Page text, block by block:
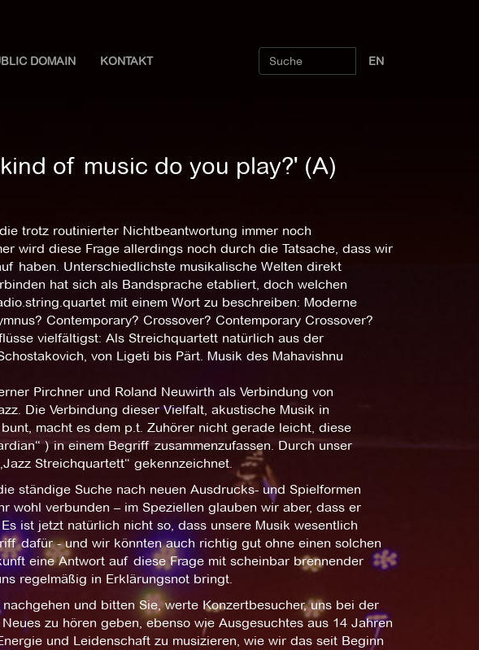
DOMAIN KONTAKT EN
of music do you play?' (A)
trotz routinierter Nichtbeantwortung immer noch
wird diese Frage allerdings noch durch die Tatsache, dass wir
haben. Unterschiedlichste musikalische Welten direkt
hat sich als Bandsprache etabliert, doch welchen
mit einem Wort zu beschreiben: Moderne
Contemporary? Crossover? Contemporary Crossover?
vielfältigst: Als Streichquartett natürlich aus der
von Ligeti bis Pärt. Musik des Mahavishnu
Pirchner und Roland Neuwirth als Verbindung von
Die Verbindung dieser Vielfalt, akustische Musik in
macht es dem p.t. Zuhörer nicht gerade leicht, diese
) in einem Begriff zusammenzufassen. Durch unser
Streichquartett“ gekennzeichnet.
ständige Suche nach neuen Ausdrucks- und Spielformen
wohl verbunden – im Speziellen glauben wir aber, dass er
ist jetzt natürlich nicht so, dass unsere Musik wesentlich
dafür - und wir könnten auch richtig gut ohne einen solchen
eine Antwort auf diese Frage mit scheinbar brennender
regelmäßig in Erklärungsnot bringt.
und bitten Sie, werte Konzertbesucher, uns bei der
zu hören geben, ebenso wie Ausgesuchtes aus 14 Jahren
und Leidenschaft zu musizieren, wie wir das seit Beginn